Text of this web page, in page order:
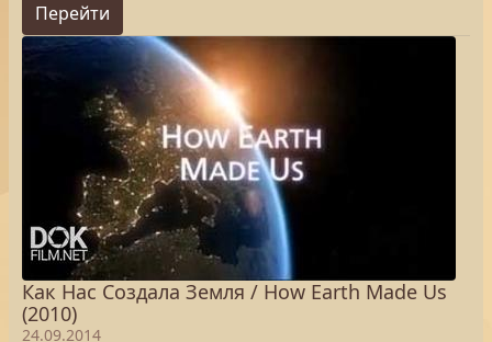
Перейти
Как Нас Создала Земля / How Earth Made Us
(2010)
24.09.2014